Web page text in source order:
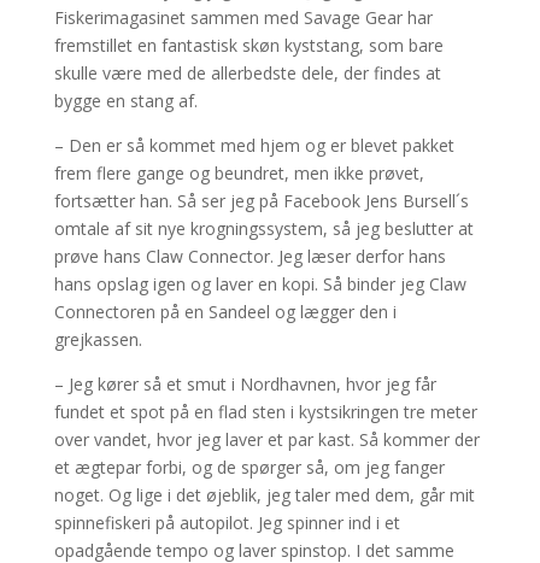
Fiskerimagasinet sammen med Savage Gear har
fremstillet en fantastisk skøn kyststang, som bare
skulle være med de allerbedste dele, der findes at
bygge en stang af.
– Den er så kommet med hjem og er blevet pakket
frem flere gange og beundret, men ikke prøvet,
fortsætter han. Så ser jeg på Facebook Jens Bursell´s
omtale af sit nye krogningssystem, så jeg beslutter at
prøve hans Claw Connector. Jeg læser derfor hans
hans opslag igen og laver en kopi. Så binder jeg Claw
Connectoren på en Sandeel og lægger den i
grejkassen.
– Jeg kører så et smut i Nordhavnen, hvor jeg får
fundet et spot på en flad sten i kystsikringen tre meter
over vandet, hvor jeg laver et par kast. Så kommer der
et ægtepar forbi, og de spørger så, om jeg fanger
noget. Og lige i det øjeblik, jeg taler med dem, går mit
spinnefiskeri på autopilot. Jeg spinner ind i et
opadgående tempo og laver spinstop. I det samme